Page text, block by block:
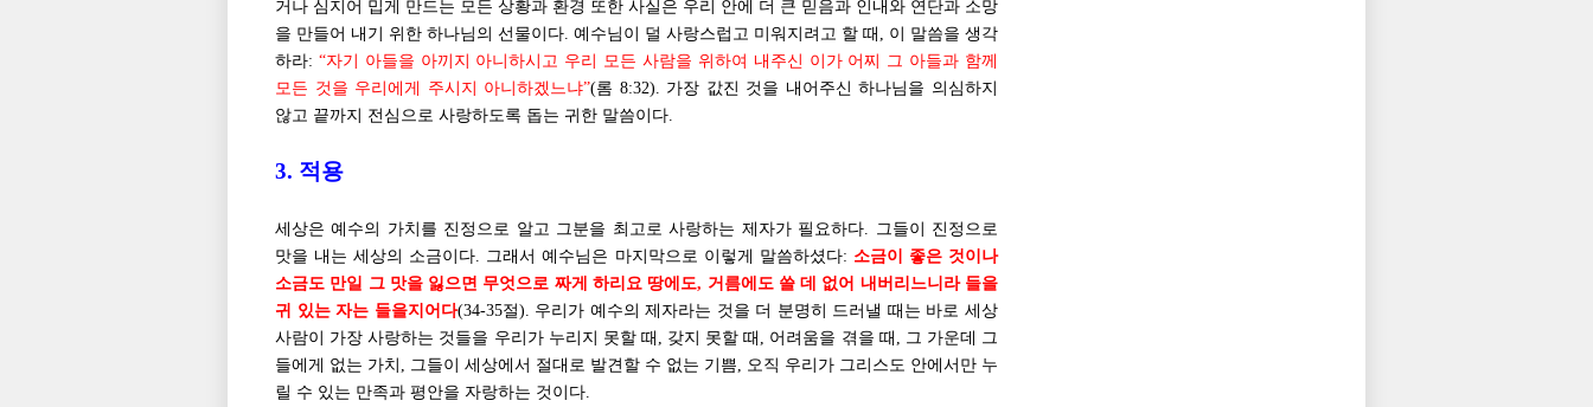
거나 심지어 밉게 만드는 모든 상황과 환경 또한 사실은 우리 안에 더 큰 믿음과 인내와 연단과 소망
을 만들어 내기 위한 하나님의 선물이다. 예수님이 덜 사랑스럽고 미워지려고 할 때, 이 말씀을 생각
하라: “자기 아들을 아끼지 아니하시고 우리 모든 사람을 위하여 내주신 이가 어찌 그 아들과 함께
모든 것을 우리에게 주시지 아니하겠느냐”(롬 8:32). 가장 값진 것을 내어주신 하나님을 의심하지
않고 끝까지 전심으로 사랑하도록 돕는 귀한 말씀이다.
3. 적용
세상은 예수의 가치를 진정으로 알고 그분을 최고로 사랑하는 제자가 필요하다. 그들이 진정으로
맛을 내는 세상의 소금이다. 그래서 예수님은 마지막으로 이렇게 말씀하셨다: 소금이 좋은 것이나
소금도 만일 그 맛을 잃으면 무엇으로 짜게 하리요 땅에도, 거름에도 쓸 데 없어 내버리느니라 들을
귀 있는 자는 들을지어다(34-35절). 우리가 예수의 제자라는 것을 더 분명히 드러낼 때는 바로 세상
사람이 가장 사랑하는 것들을 우리가 누리지 못할 때, 갖지 못할 때, 어려움을 겪을 때, 그 가운데 그
들에게 없는 가치, 그들이 세상에서 절대로 발견할 수 없는 기쁨, 오직 우리가 그리스도 안에서만 누
릴 수 있는 만족과 평안을 자랑하는 것이다.